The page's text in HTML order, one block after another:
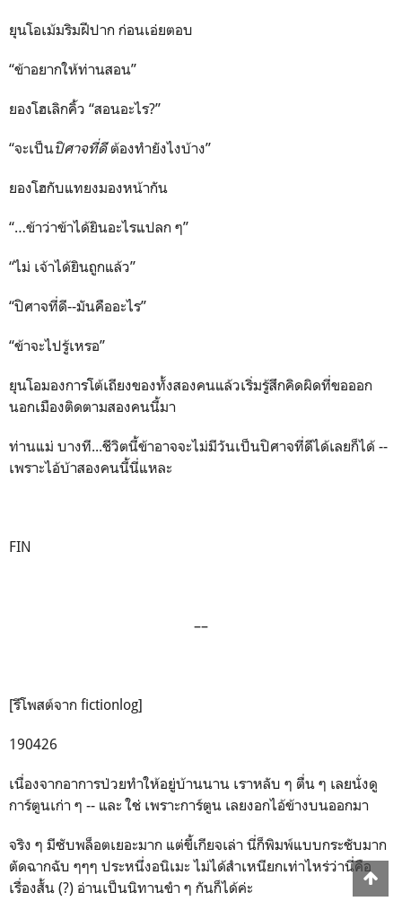
ยุนโอเม้มริมฝีปาก ก่อนเอ่ยตอบ
“ข้าอยากให้ท่านสอน”
ยองโฮเลิกคิ้ว “สอนอะไร?”
“จะเป็นปิศาจที่ดีต้องทำยังไงบ้าง”
ยองโฮกับแทยงมองหน้ากัน
“…ข้าว่าข้าได้ยินอะไรแปลก ๆ”
“ไม่ เจ้าได้ยินถูกแล้ว”
“ปิศาจที่ดี--มันคืออะไร”
“ข้าจะไปรู้เหรอ”
ยุนโอมองการโต้เถียงของทั้งสองคนแล้วเริ่มรู้สึกคิดผิดที่ขอออก
นอกเมืองติดตามสองคนนี้มา
ท่านแม่ บางที...ชีวิตนี้ข้าอาจจะไม่มีวันเป็นปิศาจที่ดีได้เลยก็ได้ --
เพราะไอ้บ้าสองคนนี้นี่แหละ
FIN
––
[รีโพสต์จาก fictionlog]
190426
เนื่องจากอาการป่วยทำให้อยู่บ้านนาน เราหลับ ๆ ตื่น ๆ เลยนั่งดู
การ์ตูนเก่า ๆ -- และ ใช่ เพราะการ์ตูน เลยงอกไอ้ข้างบนออกมา
จริง ๆ มีซับพล็อตเยอะมาก แต่ขี้เกียจเล่า นี่ก็พิมพ์แบบกระชับมาก
ตัดฉากฉับ ๆๆๆ ประหนึ่งอนิเมะ ไม่ได้สำเหนียกเท่าไหร่ว่านี่คือ
เรื่องสั้น (?) อ่านเป็นนิทานขำ ๆ กันก็ได้ค่ะ